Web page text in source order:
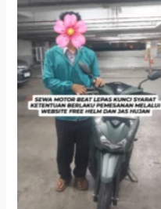
Cityplaza Jatinegara
Gedung Parkir P6A